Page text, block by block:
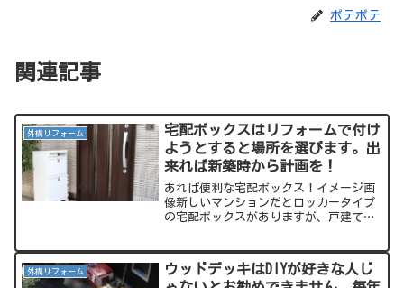
ポテポテ
関連記事
外構リフォーム
宅配ボックスはリフォームで付け
ようとすると場所を選びます。出
来れば新築時から計画を！
あれば便利な宅配ボックス！イメージ画
像新しいマンションだとロッカータイプ
の宅配ボックスがありますが、戸建てだ
宅に設置する時は結構場所を選ぶので
す･･･。今回は有ると便利...
外構リフォーム
ウッドデッキはDIYが好きな人じ